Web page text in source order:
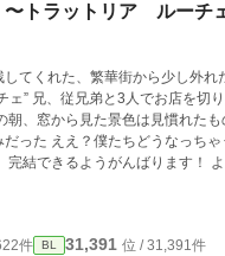
〜トラットリア ルーチ
てくれた、繁華街から少し外れ
” 兄、従兄弟と3人でお店を切
朝、窓から見た景色は見慣れた
た ええ？僕たちどうなっちゃうの！
完結できるようがんばります！
ん
件 BL 31,391 位 / 31,391件